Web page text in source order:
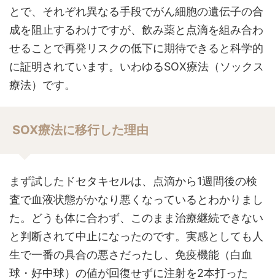
とで、それぞれ異なる手段でがん細胞の遺伝子の合
成を阻止するわけですが、飲み薬と点滴を組み合わ
せることで再発リスクの低下に期待できると科学的
に証明されています。いわゆるSOX療法（ソックス
療法）です。
SOX療法に移行した理由
まず試したドセタキセルは、点滴から1週間後の検
査で血液状態がかなり悪くなっているとわかりまし
た。どうも体に合わず、このまま治療継続できない
と判断されて中止になったのです。実感としても人
生で一番の具合の悪さだったし、免疫機能（白血
球・好中球）の値が回復せずに注射を2本打った